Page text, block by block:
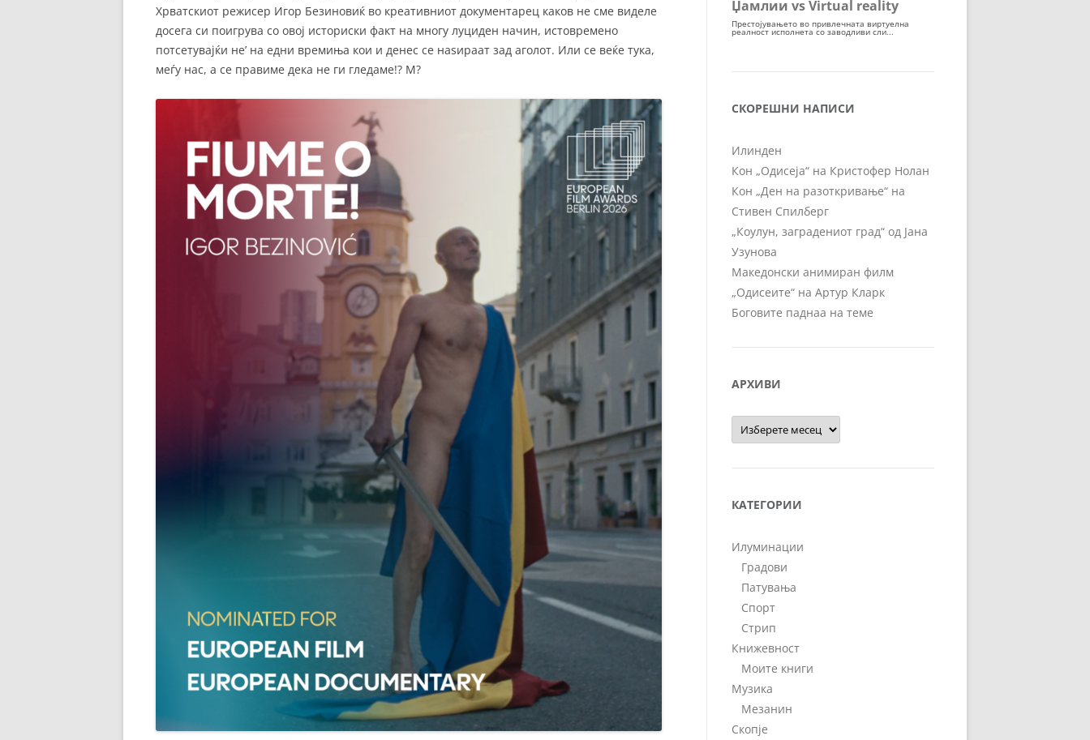
Хрватскиот режисер Игор Безиновиќ во креативниот документарец каков не сме виделе
досега си поигрува со овој историски факт на многу луциден начин, истовремено
потсетувајќи не’ на едни времиња кои и денес се наѕираат зад аголот. Или се веќе тука,
меѓу нас, а се правиме дека не ги гледаме!? М?
СКОРЕШНИ НАПИСИ
Илинден
Кон „Одисеја“ на Кристофер Нолан
Кон „Ден на разоткривање“ на
Стивен Спилберг
„Коулун, заградениот град“ од Јана
Узунова
Македонски анимиран филм
„Одисеите“ на Артур Кларк
Боговите паднаа на теме
АРХИВИ
Архиви
КАТЕГОРИИ
Илуминации
Градови
Патувања
Спорт
Стрип
Книжевност
Моите книги
Музика
Мезанин
Скопје